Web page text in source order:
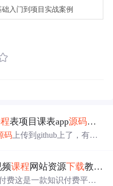
入门到项目实战案例
表项目课表app源码可
码 上传到github上了，有需
频课程 网站资源下载教程资料
费这是一款知识付费平台